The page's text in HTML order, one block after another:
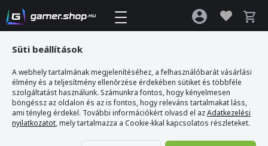
Gamer webshop >Ventaris D200B Xbox One - Fekete Dupla Töltőállomás
Süti beállítások
A webhely tartalmának megjelenítéséhez, a felhasználóbarát vásárlási
élmény és a teljesítmény ellenőrzése érdekében sütiket és többféle
szolgáltatást használunk. Számunkra fontos, hogy kényelmesen
böngéssz az oldalon és az is fontos, hogy releváns tartalmakat láss,
ami tényleg érdekel. További információkért olvasd el azAdatkezelési
nyilatkozatot, mely tartalmazza a Cookie-kkal kapcsolatos részleteket.